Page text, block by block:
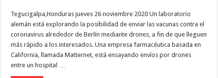
Tegucigalpa,Honduras jueves 26 noviembre 2020 Un laboratorio
alemán está explorando la posibilidad de enviar las vacunas contra el
coronavirus alrededor de Berlín mediante drones, a fin de que lleguen
más rápido a los interesados. Una empresa farmacéutica basada en
California, llamada Matternet, está ensayando envíos por drones
entre un hospital …